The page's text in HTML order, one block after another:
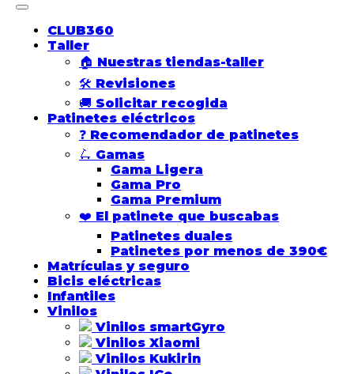
CLUB360
Taller
🏠 Nuestras tiendas-taller
🛠️ Revisiones
🚚 Solicitar recogida
Patinetes eléctricos
❓ Recomendador de patinetes
🛴​ Gamas
Gama Ligera
Gama Pro
Gama Premium
❤️​ El patinete que buscabas
Patinetes duales
Patinetes por menos de 390€
Matrículas y seguro
Bicis eléctricas
Infantiles
Vinilos
Vinilos smartGyro
Vinilos Xiaomi
Vinilos Kukirin